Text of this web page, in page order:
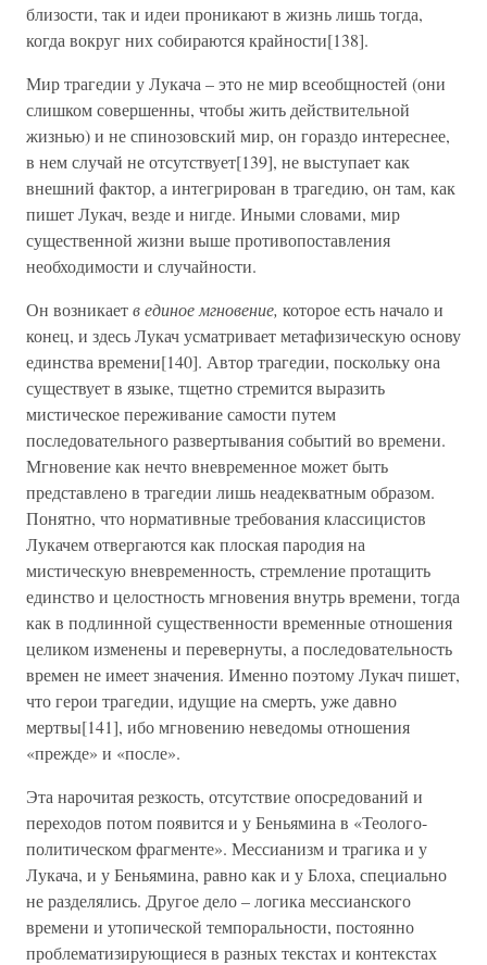
близости, так и идеи проникают в жизнь лишь тогда,
когда вокруг них собираются крайности[138].
Мир трагедии у Лукача – это не мир всеобщностей (они
слишком совершенны, чтобы жить действительной
жизнью) и не спинозовский мир, он гораздо интереснее,
в нем случай не отсутствует[139], не выступает как
внешний фактор, а интегрирован в трагедию, он там, как
пишет Лукач, везде и нигде. Иными словами, мир
существенной жизни выше противопоставления
необходимости и случайности.
Он возникаетв единое мгновение, которое есть начало и
конец, и здесь Лукач усматривает метафизическую основу
единства времени[140]. Автор трагедии, поскольку она
существует в языке, тщетно стремится выразить
мистическое переживание самости путем
последовательного развертывания событий во времени.
Мгновение как нечто вневременное может быть
представлено в трагедии лишь неадекватным образом.
Понятно, что нормативные требования классицистов
Лукачем отвергаются как плоская пародия на
мистическую вневременность, стремление протащить
единство и целостность мгновения внутрь времени, тогда
как в подлинной существенности временные отношения
целиком изменены и перевернуты, а последовательность
времен не имеет значения. Именно поэтому Лукач пишет,
что герои трагедии, идущие на смерть, уже давно
мертвы[141], ибо мгновению неведомы отношения
«прежде» и «после».
Эта нарочитая резкость, отсутствие опосредований и
переходов потом появится и у Беньямина в «Теолого-
политическом фрагменте». Мессианизм и трагика и у
Лукача, и у Беньямина, равно как и у Блоха, специально
не разделялись. Другое дело – логика мессианского
времени и утопической темпоральности, постоянно
проблематизирующиеся в разных текстах и контекстах